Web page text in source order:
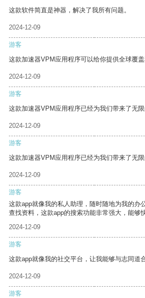
这款软件简直是神器，解决了我所有问题。
2024-12-09
游客
这款加速器VPM应用程序可以给你提供全球覆盖
2024-12-09
游客
这款加速器VPM应用程序已经为我们带来了无限
2024-12-09
游客
这款加速器VPM应用程序已经为我们带来了无限
2024-12-09
游客
这款app就像我的私人助理，随时随地为我的办
查找资料，这款app的搜索功能非常强大，能够
2024-12-09
游客
这款app就像我的社交平台，让我能够与志同道
2024-12-09
游客